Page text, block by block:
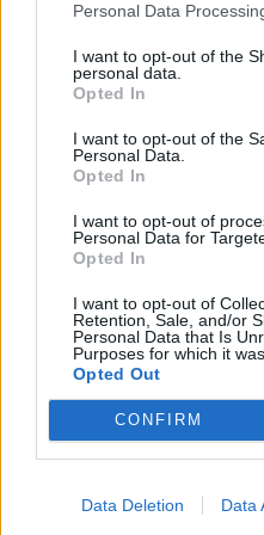
Personal Data
I want to opt-out of the
personal data.
Opted In
I want to opt-out of the
Personal Data.
Opted In
I want to opt-out of
Personal Data for
Opted In
I want to opt-out of
Retention, Sale, and/or
Personal Data that Is
Purposes for which it
Opted Out
CONFIRM
Data Deletion Data
legkorszerűbb eszközök,
alkalmazása ellenére sem
veszélyjelzést kiadni!
hogy az időjárási feltételek